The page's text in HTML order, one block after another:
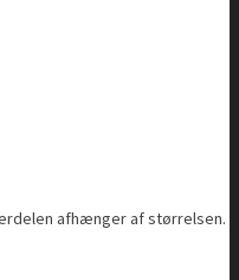
afhænger af størrelsen.